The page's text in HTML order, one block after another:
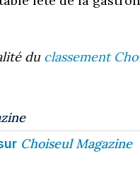
du classement
Choiseul Magazine